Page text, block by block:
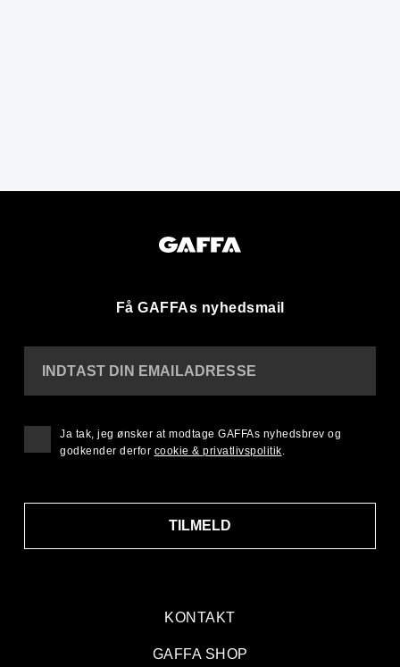
Få GAFFAs nyhedsmail
KONTAKT
GAFFA SHOP
INDTAST DIN EMAILADRESSE
TILMELD
Ja tak, jeg ønsker at modtage GAFFAs nyhedsbrev og
godkender derfor cookie & privatlivspolitik.